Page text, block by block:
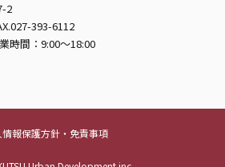
2
393-6112
時間：9:00～18:00
情報保護方針・免責事項